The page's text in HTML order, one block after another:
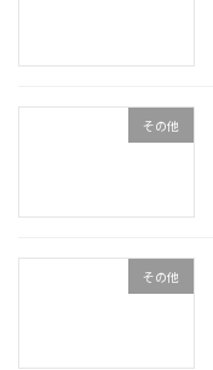
その他
その他